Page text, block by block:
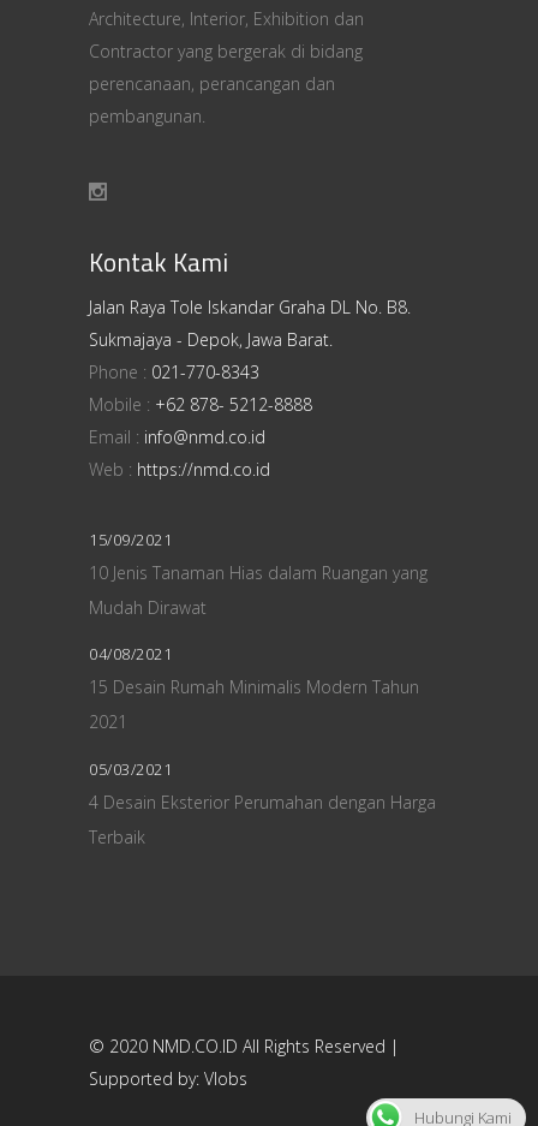
Architecture, Interior, Exhibition dan
Contractor yang bergerak di bidang
perencanaan, perancangan dan
pembangunan.
Kontak Kami
Jalan Raya Tole Iskandar Graha DL No. B8.
Sukmajaya - Depok, Jawa Barat.
Phone : 021-770-8343
Mobile : +62 878- 5212-8888
Email : info@nmd.co.id
Web : https://nmd.co.id
15/09/2021
10 Jenis Tanaman Hias dalam Ruangan yang
Mudah Dirawat
04/08/2021
15 Desain Rumah Minimalis Modern Tahun
2021
05/03/2021
4 Desain Eksterior Perumahan dengan Harga
Terbaik
© 2020 NMD.CO.ID All Rights Reserved |
Supported by: Vlobs
Hubungi Kami